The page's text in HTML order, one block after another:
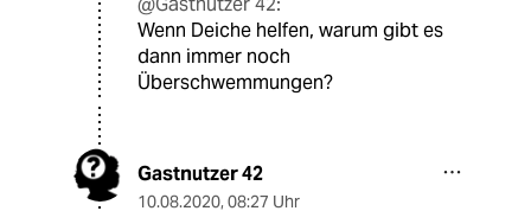
Wenn Deiche helfen, warum gibt es
dann immer noch
Überschwemmungen?
Gastnutzer 42
10.08.2020, 08:27 Uhr